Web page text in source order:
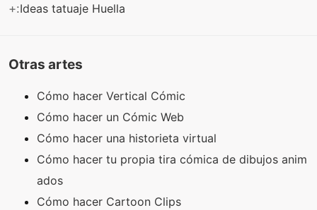
+:Ideas tatuaje Huella
Otras artes
Cómo hacer Vertical Cómic
Cómo hacer un Cómic Web
Cómo hacer una historieta virtual
Cómo hacer tu propia tira cómica de dibujos anim
ados
Cómo hacer Cartoon Clips